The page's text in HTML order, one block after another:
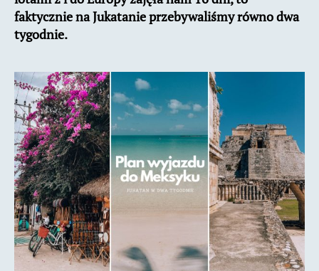
faktycznie na Jukatanie przebywaliśmy równo dwa
tygodnie.